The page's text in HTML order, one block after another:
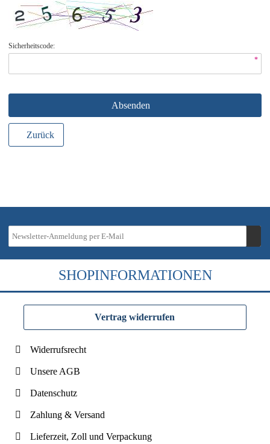
Sicherheitscode:
*
Absenden
Zurück
SHOPINFORMATIONEN
Vertrag widerrufen
Widerrufsrecht
Unsere AGB
Datenschutz
Zahlung & Versand
Lieferzeit, Zoll und Verpackung